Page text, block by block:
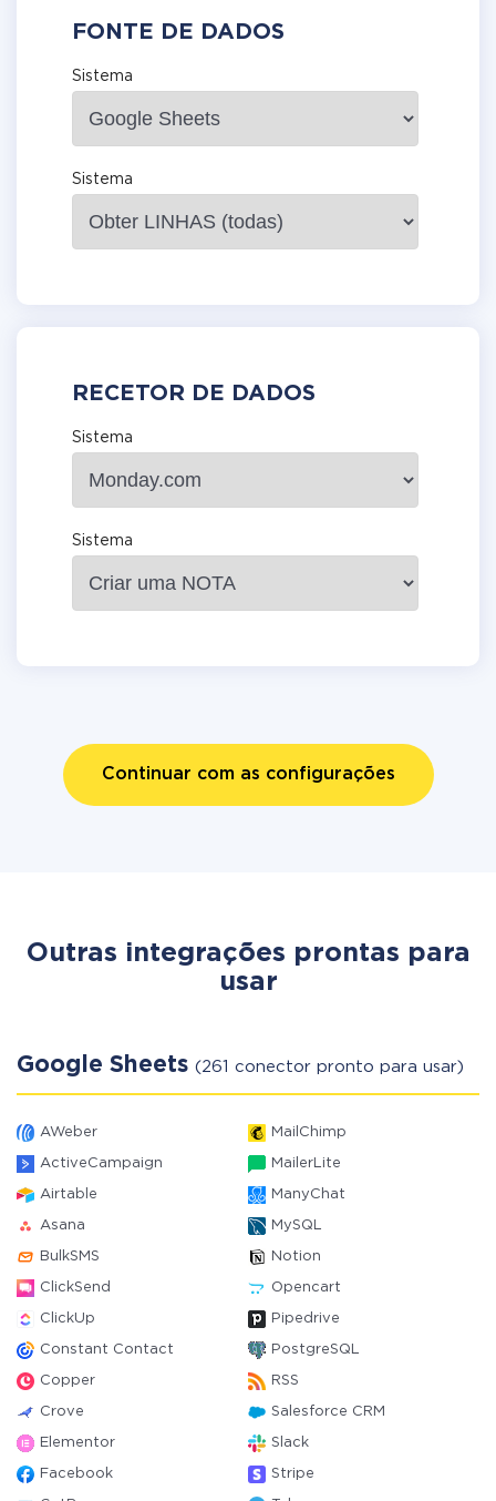
FONTE DE DADOS
Sistema
Sistema
RECETOR DE DADOS
Sistema
Sistema
Continuar com as configurações
Outras integrações prontas para
usar
Google Sheets (261 conector pronto para usar)
AWeber MailChimp
ActiveCampaign MailerLite
Airtable ManyChat
Asana MySQL
BulkSMS Notion
ClickSend Opencart
ClickUp Pipedrive
Constant Contact PostgreSQL
Copper RSS
Crove Salesforce CRM
Elementor Slack
Facebook Stripe